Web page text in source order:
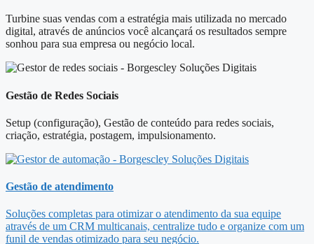
Turbine suas vendas com a estratégia mais utilizada no mercado
digital, através de anúncios você alcançará os resultados sempre
sonhou para sua empresa ou negócio local.
Gestão de Redes Sociais
Setup (configuração), Gestão de conteúdo para redes sociais,
criação, estratégia, postagem, impulsionamento.
Gestão de atendimento
Soluções completas para otimizar o atendimento da sua equipe
através de um CRM multicanais, centralize tudo e organize com um
funil de vendas otimizado para seu negócio.